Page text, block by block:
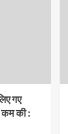
गए
कम की :